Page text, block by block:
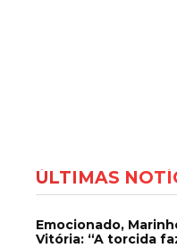
ÚLTIMAS
Emocionado,
Vitória: “A torcida